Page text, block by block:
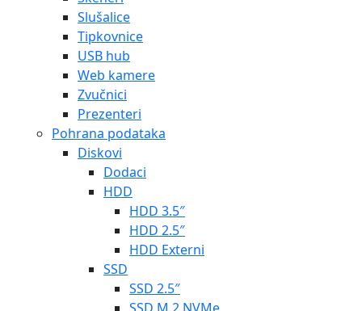
Slušalice
Tipkovnice
USB hub
Web kamere
Zvučnici
Prezenteri
Pohrana podataka
Diskovi
Dodaci
HDD
HDD 3.5″
HDD 2.5″
HDD Externi
SSD
SSD 2.5″